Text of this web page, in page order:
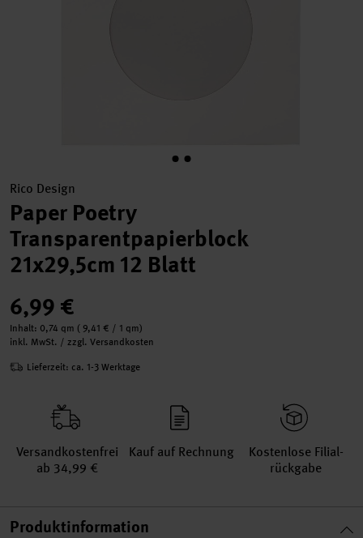
Rico Design
Paper Poetry
Transparentpapierblock
21x29,5cm 12 Blatt
6,99 €
Inhalt: 0,74 qm ( 9,41 € / 1 qm)
inkl. MwSt. / zzgl. Versandkosten
Lieferzeit: ca. 1-3 Werktage
Versand­kosten­frei
ab 34,99 €
Kauf auf Rechnung
Kosten­lose Filial­
rückgabe
Produktinformation